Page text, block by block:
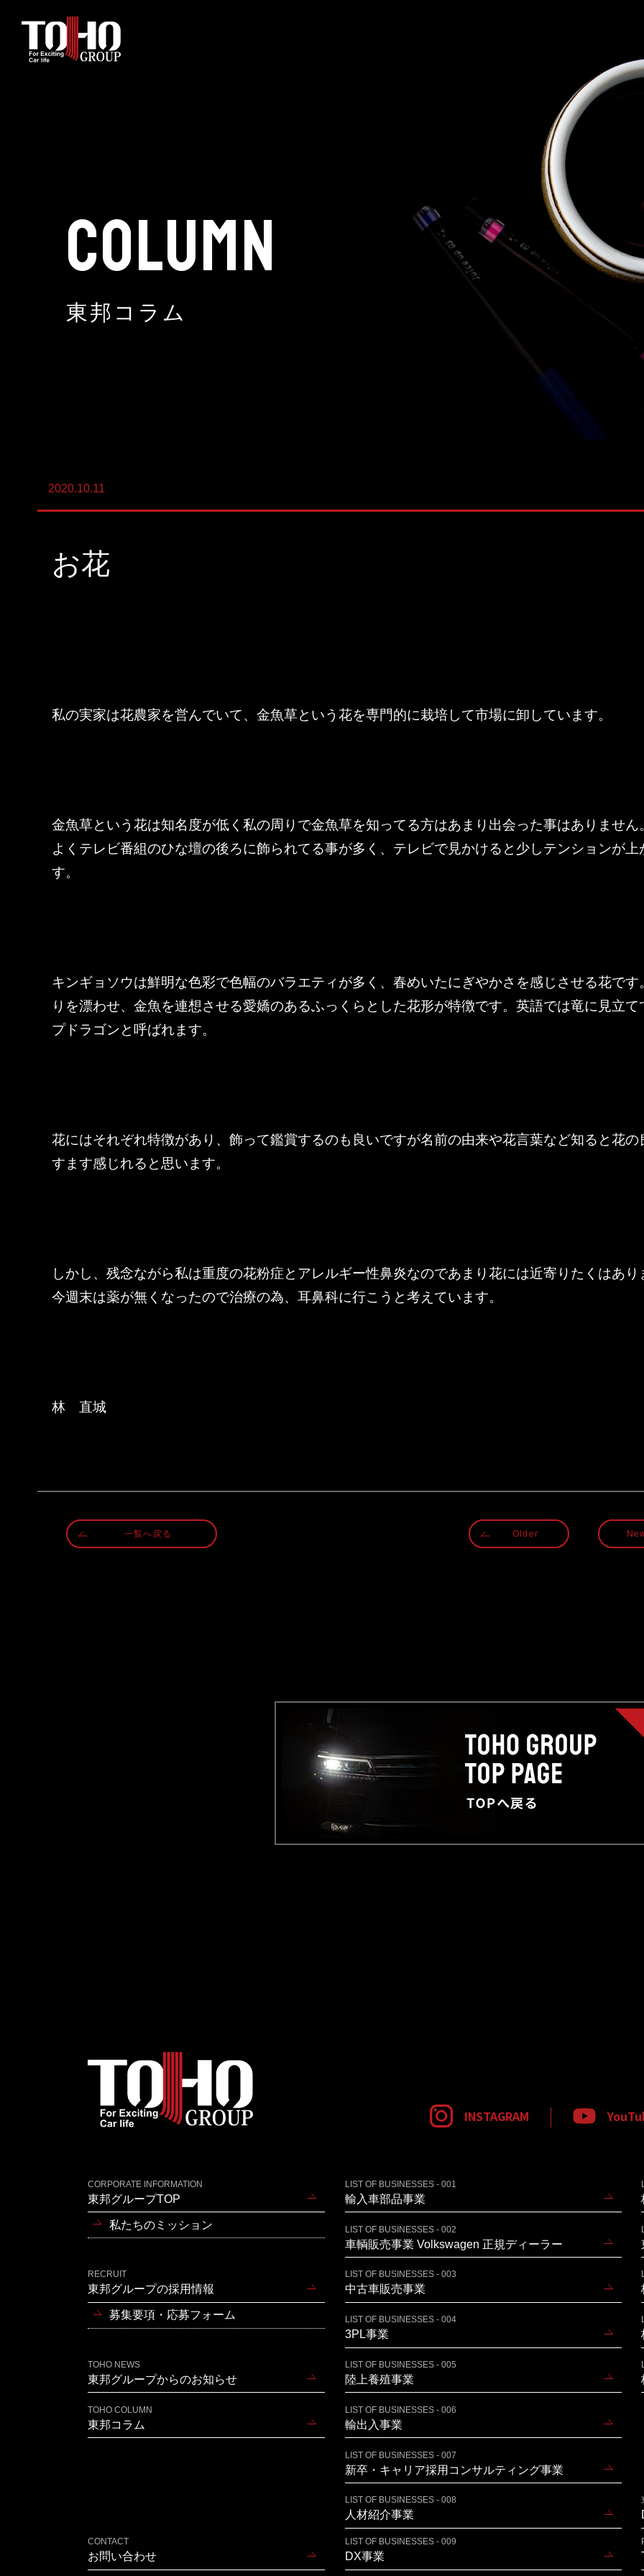
ホーム
DX事業
株式会社 東邦ホールディング
東邦自動車 株式会社
株式会社 東邦アウトフロイデ
COLUMN
東邦コラム
2020.10.11
お花
私の実家は花農家を営んでいて、金魚草という花を専門的に栽培して市場に卸しています。
金魚草という花は知名度が低く私の周りで金魚草を知ってる方はあまり出会った事はありません
よくテレビ番組のひな壇の後ろに飾られてる事が多く、テレビで見かけると少しテンションが上
す。
キンギョソウは鮮明な色彩で色幅のバラエティが多く、春めいたにぎやかさを感じさせる花です
りを漂わせ、金魚を連想させる愛嬌のあるふっくらとした花形が特徴です。英語では竜に見立て
プドラゴンと呼ばれます。
花にはそれぞれ特徴があり、 飾って鑑賞するのも良いですが名前の由来や花言葉など知ると花の
すます感じれると思います。
しかし、残念ながら私は重度の花粉症とアレルギー性鼻炎なのであまり花には近寄りたくはあり
今週末は薬が無くなったので治療の為、耳鼻科に行こうと考えています。
林　直城
一覧へ戻る Older
INSTAGRAM
CORPORATE INFORMATION
東邦グループTOP
私たちのミッション
RECRUIT
東邦グループの採用情報
募集要項・応募フォーム
TOHO NEWS
東邦グループからのお知らせ
TOHO COLUMN
東邦コラム
CONTACT
お問い合わせ
LIST OF BUSINESSES - 001
輸入車部品事業
LIST OF BUSINESSES - 002
車輌販売事業 Volkswagen 正規ディーラー
LIST OF BUSINESSES - 003
中古車販売事業
LIST OF BUSINESSES - 004
3PL事業
LIST OF BUSINESSES - 005
陸上養殖事業
LIST OF BUSINESSES - 006
輸出入事業
LIST OF BUSINESSES - 007
新卒・キャリア採用コンサルティング事業
LIST OF BUSINESSES - 008
人材紹介事業
LIST OF BUSINESSES - 009
DX事業